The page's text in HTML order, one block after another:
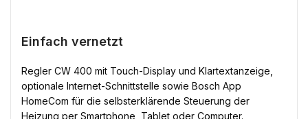
Einfach vernetzt
Regler CW 400 mit Touch-Display und Klartextanzeige,
optionale Internet-Schnittstelle sowie Bosch App
HomeCom für die selbsterklärende Steuerung der
Heizung per Smartphone, Tablet oder Computer.